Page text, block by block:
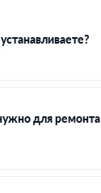
для ремонта